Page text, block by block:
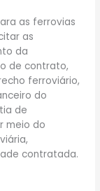
as ferrovias
as
da
de contrato,
ferroviário,
do
de
meio do
contratada.